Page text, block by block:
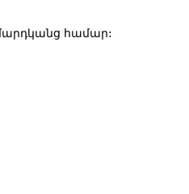
համար: